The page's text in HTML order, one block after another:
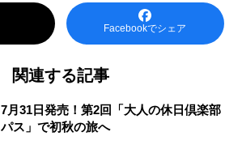
Facebookでシェア
関連する記事
7月31日発売！第2回「大人の休日倶楽部
パス」で初秋の旅へ